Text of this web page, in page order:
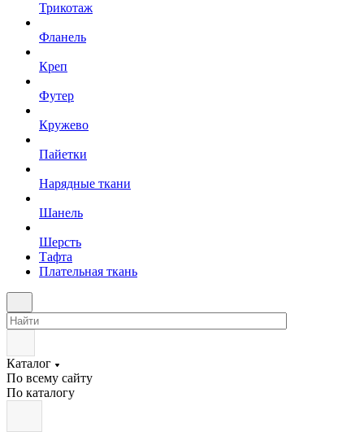
Трикотаж
Фланель
Креп
Футер
Кружево
Пайетки
Нарядные ткани
Шанель
Шерсть
Тафта
Плательная ткань
Каталог
По всему сайту
По каталогу